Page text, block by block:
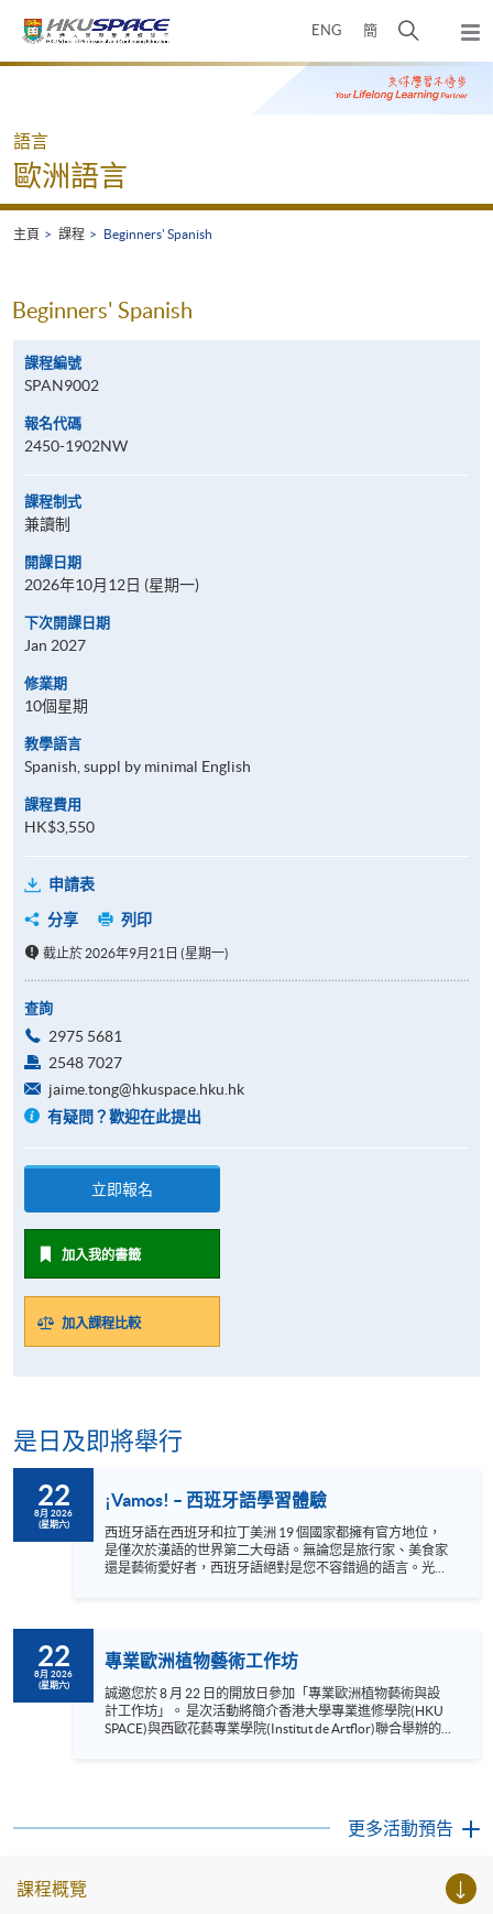
ENG 簡
開
搜
尋
彈
出
主
Main
語言
歐洲語言
主頁 課程 Beginners' Spanish
Beginners' Spanish
課程編號
SPAN9002
報名代碼
2450-1902NW
課程制式
兼讀制
開課日期
2026年10月12日 (星期一)
下次開課日期
Jan 2027
修業期
10個星期
教學語言
Spanish, suppl by minimal English
課程費用
HK$3,550
申請表
分享
列印
截止於 2026年9月21日 (星期一)
查詢
2975 5681
2548 7027
jaime.tong@hkuspace.hku.hk
有疑問？歡迎在此提出
立即報名
加入我的書籤
加入課程比較
是日及即將舉行
22
8月 2026
(星期六)
¡Vamos! – 西班牙語學習體驗
西班牙語在西班牙和拉丁美洲 19 個國家都擁有官方地位，
是僅次於漢語的世界第二大母語。無論您是旅行家、美食家
還是藝術愛好者，西班牙語絕對是您不容錯過的語言。光是
程，通過有趣互動的方式與我們經驗豐富的母語老師一起學
習基礎西班牙語和一些文化知識吧﹗¡ Hasta pronto ! 語言 ：
西班牙語及英語 Instagram:
https://www.instagram.com/hkuspace_spanish/ (西班牙語)
Facebook: https://www.facebook.com/hkuspace.spanish/
22
8月 2026
(星期六)
專業歐洲植物藝術工作坊
誠邀您於 8 月 22 日的開放日參加「專業歐洲植物藝術與設
計工作坊」。 是次活動將簡介香港大學專業進修學院(HKU
SPACE)與西歐花藝專業學院(Institut de Artflor)聯合舉辦的
閒美術工作坊，而是一節結構嚴謹的體驗課程，旨在讓您具
體了解及親身體驗文憑級別的植物藝術專業培訓。工作坊名
更多活動預告
課程概覽